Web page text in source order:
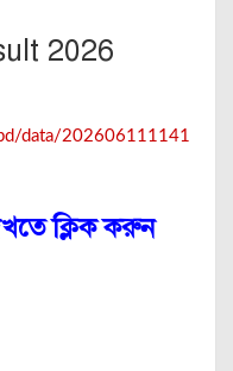
2026
data/202606111141
ক্লিক করুন